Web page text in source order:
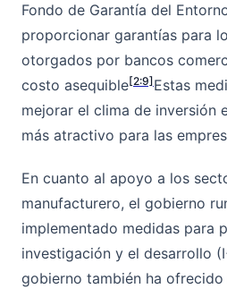
Fondo de Garantía del
proporcionar garantías para
otorgados por bancos
costo asequible[2:9] Estas
mejorar el clima de inversión
más atractivo para las
En cuanto al apoyo a los
manufacturero, el gobierno
implementado medidas para
investigación y el desarrollo
gobierno también ha